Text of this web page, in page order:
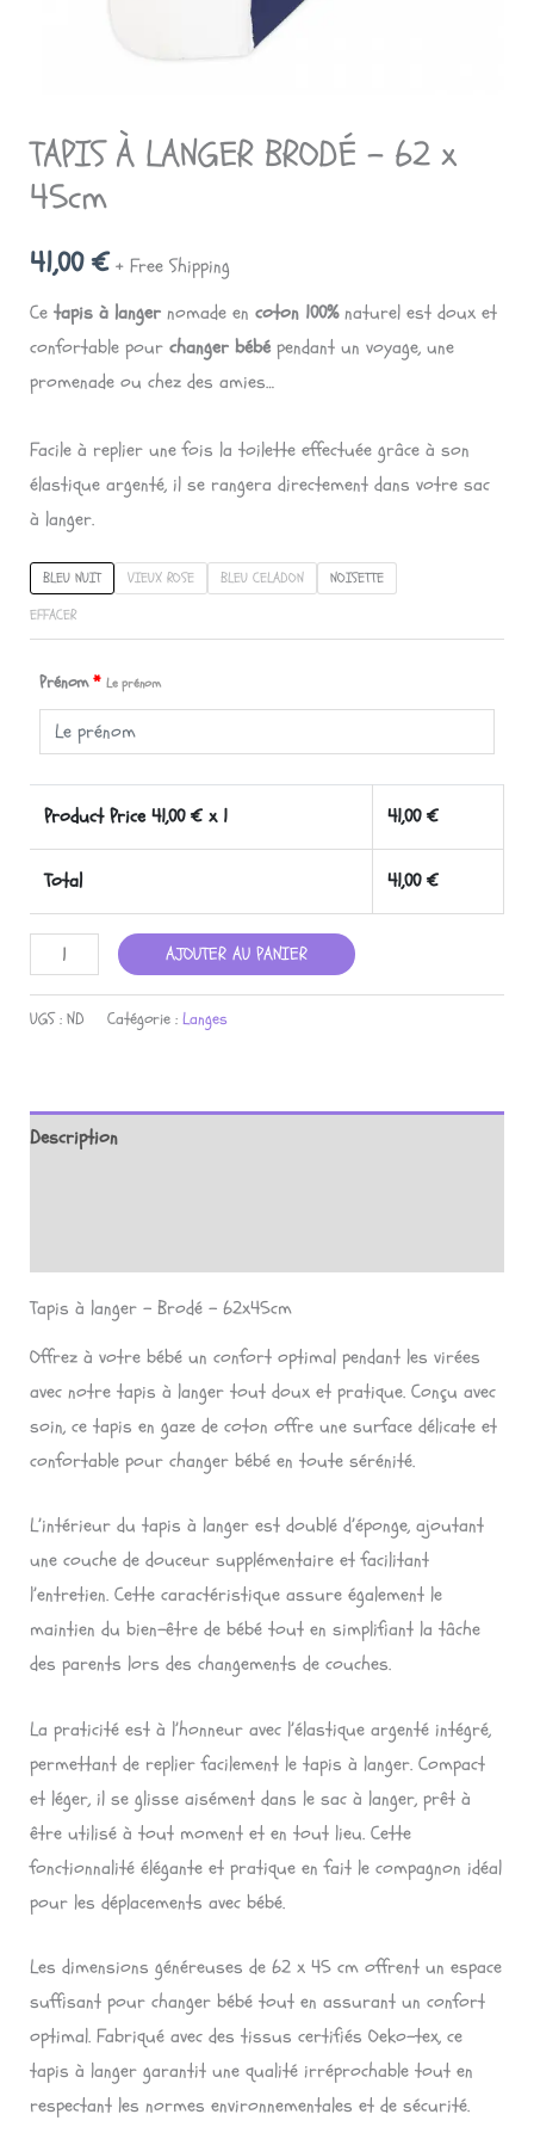
TAPIS À LANGER BRODÉ – 62 x
45cm
41,00€ + Free Shipping
Ce tapis à langernomade en coton 100%naturel est doux et
confortable pour changer bébépendant un voyage, une
promenade ou chez des amies…
Facile à replier une fois la toilette effectuée grâce à son
élastique argenté, il se rangera directement dans votre sac
à langer.
BLEU NUIT VIEUX ROSE BLEU CELADON
NOISETTE
EFFACER
Prénom* Le prénom
Product Price41,00€ x 1 41,00€
Total 41,00€
quantité
de
TAPIS
BRODÉ
AJOUTER AU PANIER
UGS : ND Catégorie : Langes
Description
Tapis à langer – Brodé – 62x45cm
Offrez à votre bébé un confort optimal pendant les virées
avec notre tapis à langer tout doux et pratique. Conçu avec
soin, ce tapis en gaze de coton offre une surface délicate et
confortable pour changer bébé en toute sérénité.
L’intérieur du tapis à langer est doublé d’éponge, ajoutant
une couche de douceur supplémentaire et facilitant
l’entretien. Cette caractéristique assure également le
maintien du bien-être de bébé tout en simplifiant la tâche
des parents lors des changements de couches.
La praticité est à l’honneur avec l’élastique argenté intégré,
permettant de replier facilement le tapis à langer. Compact
et léger, il se glisse aisément dans le sac à langer, prêt à
être utilisé à tout moment et en tout lieu. Cette
fonctionnalité élégante et pratique en fait le compagnon idéal
pour les déplacements avec bébé.
Les dimensions généreuses de 62 x 45 cm offrent un espace
suffisant pour changer bébé tout en assurant un confort
optimal. Fabriqué avec des tissus certifiés Oeko-tex, ce
tapis à langer garantit une qualité irréprochable tout en
respectant les normes environnementales et de sécurité.